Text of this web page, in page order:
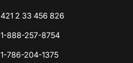
2 33 456 826
888-257-8754
786-204-1375